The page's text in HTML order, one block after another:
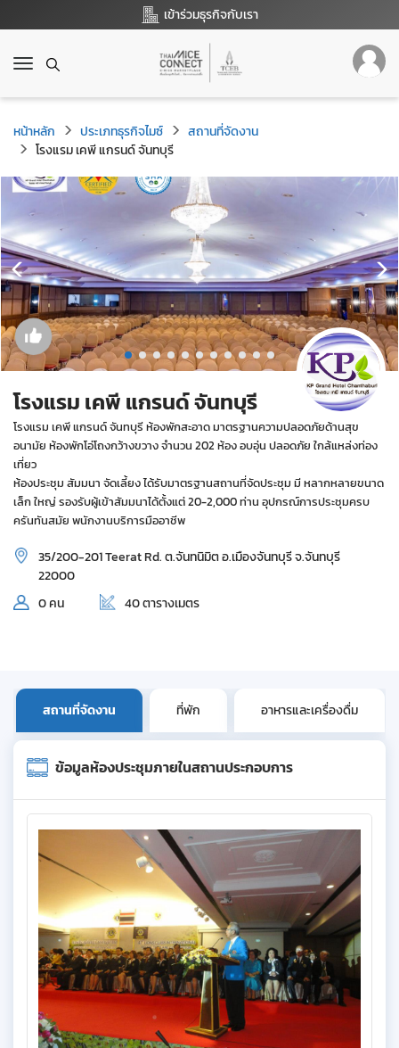
เข้าร่วมธุรกิจกับเรา
T
g
g
l
e
n
a
i
g
a
t
i
o
n
หน้าหลัก ประเภทธุรกิจไมซ์
สถานที่จัดงาน
โรงแรม เคพี แกรนด์ จันทบุรี
โรงแรม เคพี แกรนด์ จันทบุรี
โรงแรม เคพี แกรนด์ จันทบุรี ห้องพักสะอาด มาตรฐานความปลอดภัยด้านสุข
อนามัย ห้องพักโอ่โถงกว้างขวาง จำนวน 202 ห้อง อบอุ่น ปลอดภัย ใกล้แหล่งท่อง
เที่ยว
ห้องประชุม สัมมนา จัดเลี้ยง ได้รับมาตรฐานสถานที่จัดประชุม มี หลากหลายขนาด
เล็ก ใหญ่ รองรับผู้เข้าสัมมนาได้ตั้งแต่ 20-2,000 ท่าน อุปกรณ์การประชุมครบ
ครันทันสมัย พนักงานบริการมืออาชีพ
35/200-201 Teerat Rd. ต.จันทนิมิต อ.เมืองจันทบุรี จ.จันทบุรี
22000
0 คน
40 ตารางเมตร
สถานที่จัดงาน ที่พัก อาหารและเครื่องดื่ม
ข้อมูลห้องประชุมภายในสถานประกอบการ